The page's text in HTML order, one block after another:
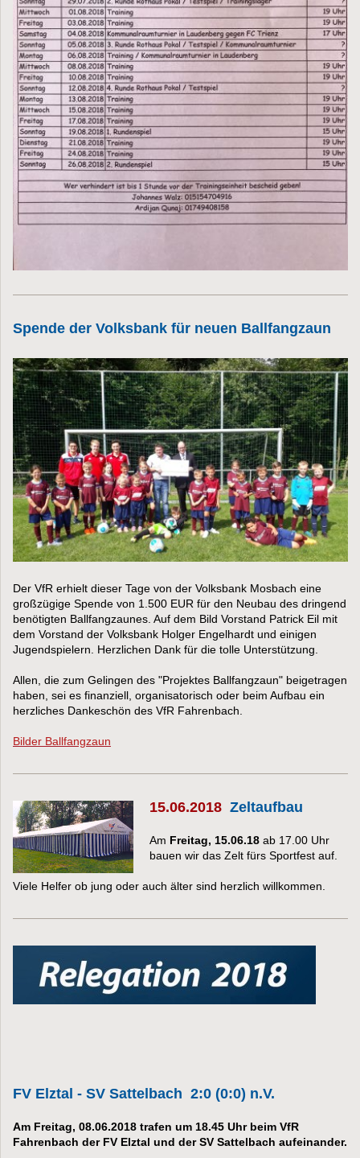
Spende der Volksbank für neuen Ballfangzaun
Der VfR erhielt dieser Tage von der Volksbank Mosbach eine
großzügige Spende von 1.500 EUR für den Neubau des dringend
benötigten Ballfangzaunes. Auf dem Bild Vorstand Patrick Eil mit
dem Vorstand der Volksbank Holger Engelhardt und einigen
Jugendspielern. Herzlichen Dank für die tolle Unterstützung.
Allen, die zum Gelingen des "Projektes Ballfangzaun" beigetragen
haben, sei es finanziell, organisatorisch oder beim Aufbau ein
herzliches Dankeschön des VfR Fahrenbach.
Bilder Ballfangzaun
15.06.2018 Zeltaufbau
Am Freitag, 15.06.18 ab 17.00 Uhr
bauen wir das Zelt fürs Sportfest auf.
Viele Helfer ob jung oder auch älter sind herzlich willkommen.
FV Elztal - SV Sattelbach 2:0 (0:0) n.V.
Am Freitag, 08.06.2018 trafen um 18.45 Uhr beim VfR
Fahrenbach der FV Elztal und der SV Sattelbach aufeinander.